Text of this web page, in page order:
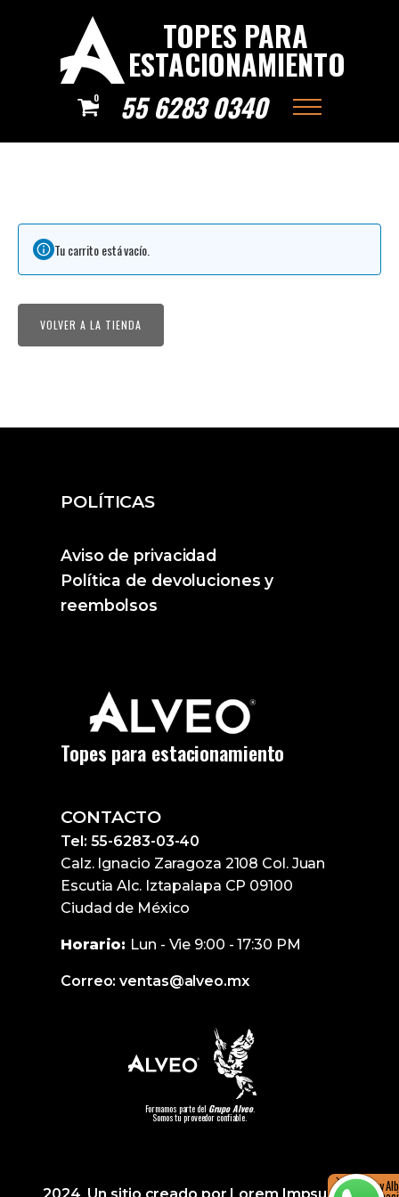
Hola, soy
TOPES PARA
ESTACIONAMIENTO
0 55 6283 0340
Tu carrito está vacío.
VOLVER A LA TIENDA
POLÍTICAS
Aviso de privacidad
Política de devoluciones y
reembolsos
Topes para estacionamiento
CONTACTO
Tel: 55-6283-03-40
Calz. Ignacio Zaragoza 2108 Col. Juan
Escutia Alc. Iztapalapa CP 09100
Ciudad de México
Horario: Lun - Vie 9:00 - 17:30 PM
Correo: ventas@alveo.mx
Formamos parte del Grupo Alveo.
Somos tu proveedor confiable.
2024 Un sitio creado por Lorem Impsumx